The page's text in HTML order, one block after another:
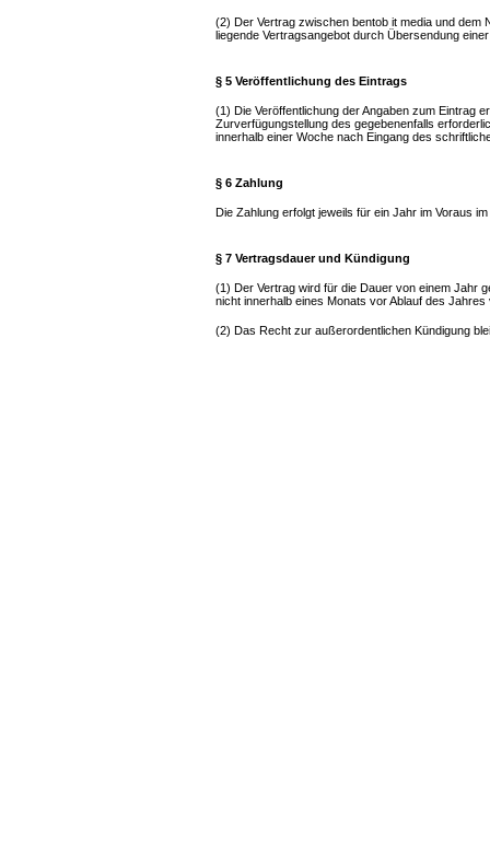
(2) Der Vertrag zwischen bentob it media und dem
liegende Vertragsangebot durch Übersendung
§ 5 Veröffentlichung des Eintrags
(1) Die Veröffentlichung der Angaben zum Eintrag
Zurverfügungstellung des gegebenenfalls
innerhalb einer Woche nach Eingang des
§ 6 Zahlung
Die Zahlung erfolgt jeweils für ein Jahr im Voraus
§ 7 Vertragsdauer und Kündigung
(1) Der Vertrag wird für die Dauer von einem Jahr
nicht innerhalb eines Monats vor Ablauf des
(2) Das Recht zur außerordentlichen Kündigung